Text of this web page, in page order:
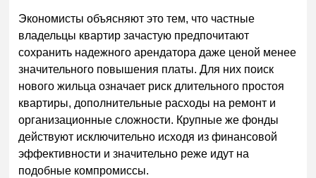
Экономисты объясняют это тем, что частные
владельцы квартир зачастую предпочитают
сохранить надежного арендатора даже ценой менее
значительного повышения платы. Для них поиск
нового жильца означает риск длительного простоя
квартиры, дополнительные расходы на ремонт и
организационные сложности. Крупные же фонды
действуют исключительно исходя из финансовой
эффективности и значительно реже идут на
подобные компромиссы.